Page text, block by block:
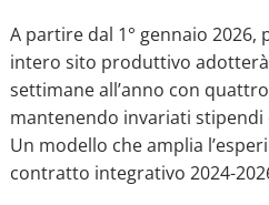
A partire dal 1° gennaio 2026,
intero sito produttivo
settimane all’anno con
mantenendo invariati
Un modello che amplia
contratto integrativo 2024-